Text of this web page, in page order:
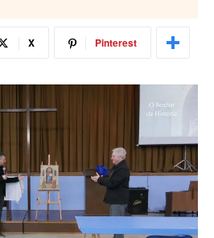
X Pinterest